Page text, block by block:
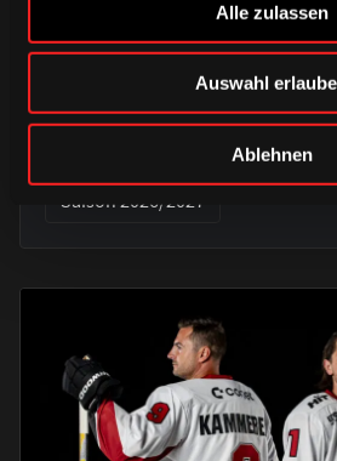
Alle zulassen
Auswahl
Ablehnen
DONNERSTAG, 06. AUGUST 2026
Alle Infos zum
Trainingsauftakt am
Haie-Zentrum
Saison 2026/2027